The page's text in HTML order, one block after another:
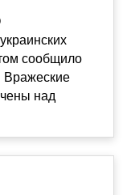
сообщило
Вражеские
над